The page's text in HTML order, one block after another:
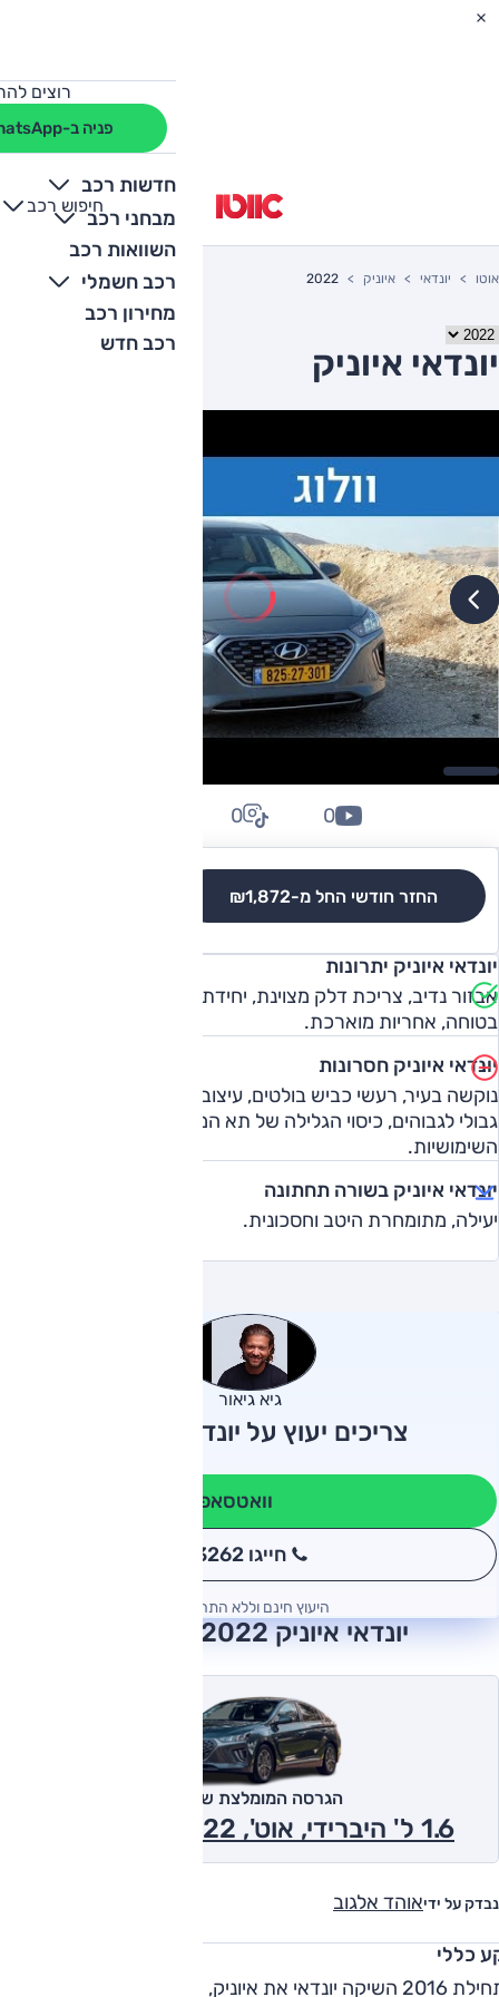
רוצים
פניה ב-WhatsApp
חדשות רכב
מבחני רכב
השוואות רכב
רכב חשמלי
מחירון רכב
רכב חדש
חיפוש רכב
+
-
אוטו יונדאי איוניק 2022
יונדאי איוניק
החזר חודשי החל מ-₪1,872
0
0
יונדאי איוניק יתרונות
אבזור נדיב, צריכת דלק מצוינת, יחידת כוח יעילה, התנהגות
בטוחה, אחריות מוארכת.
יונדאי איוניק חסרונות
נוקשה בעיר, רעשי כביש בולטים, עיצוב פנים שגרתי, מרווח ראש
גבולי לגבוהים, כיסוי הגלילה של תא המטען מגביל את
השימושיות.
יונדאי איוניק בשורה תחתונה
יעילה, מתומחרת היטב וחסכונית.
גיא גיאור
צריכים יעוץ על יונדאי איוניק?
וואטסאפ
חייגו 3262
היעוץ חינם וללא התחייבות
יונדאי איוניק 2022 חוות דעת
נבדק על ידיאוהד אלגוב
הגרסה המומלצת של אוטו
1.6 ל' היברידי, אוט', Premium 2022
כללי
בתחילת 2016 השיקה יונדאי את איוניק, ההיברידית הראשונה